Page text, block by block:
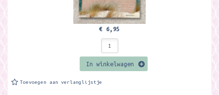
€ 6,95
In winkelwagen
Toevoegen aan verlanglijstje